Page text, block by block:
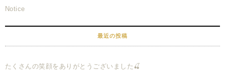
Notice
最近の投稿
たくさんの笑顔をありがとうございました🍒